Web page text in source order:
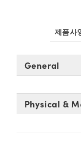
제품사
General
Physical &